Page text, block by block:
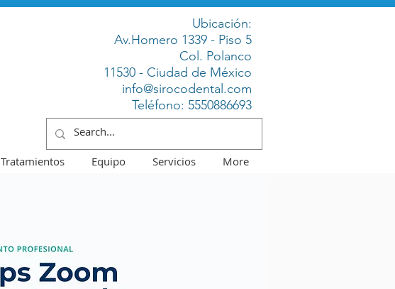
Ubicación:
Av.Homero 1339 - Piso 5
Col. Polanco
11530 - Ciudad de México
info@sirocodental.com
Teléfono: 5550886693
Tratamientos Equipo Servicios More